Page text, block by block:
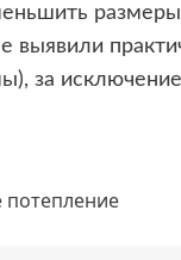
выявили
за
потепление